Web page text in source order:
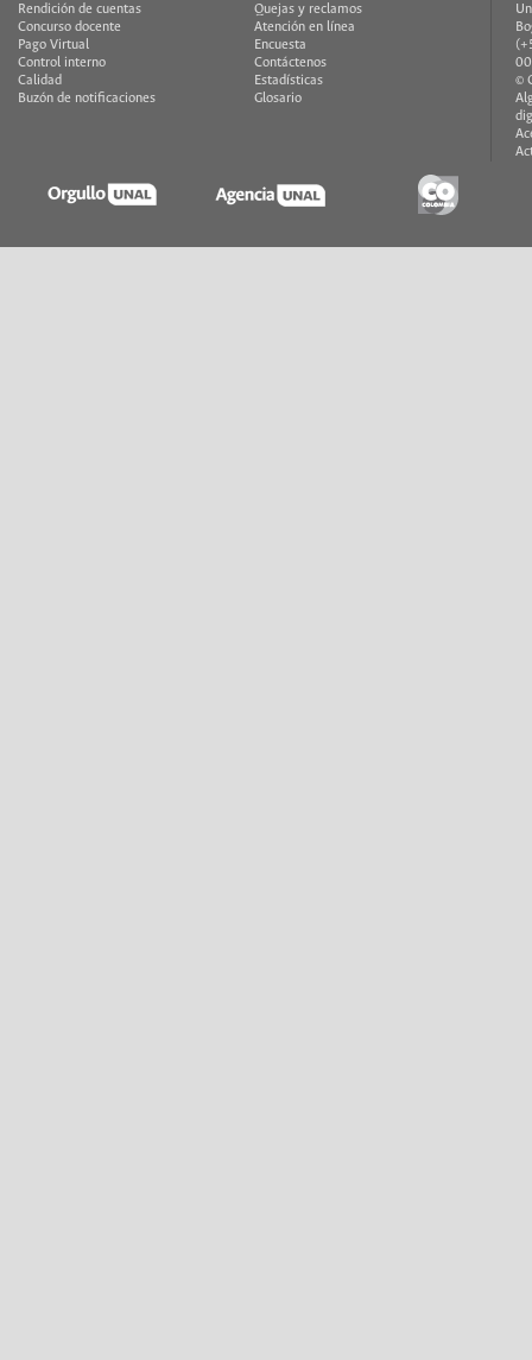
Rendición de cuentas
Concurso docente
Pago Virtual
Control interno
Calidad
Buzón de notificaciones
Quejas y reclamos
Atención en línea
Encuesta
Contáctenos
Estadísticas
Glosario
©